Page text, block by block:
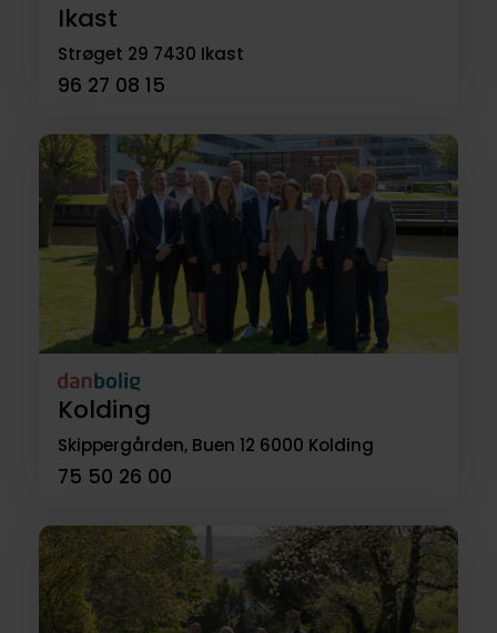
Ikast
Strøget 29 7430 Ikast
96 27 08 15
Kolding
Skippergården, Buen 12 6000 Kolding
75 50 26 00